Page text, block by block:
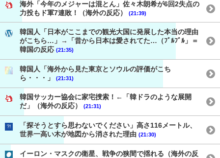
海外「今年のメジャーは混とん」佐々木朗希が6回2失点の
力投もド軍7連敗！（海外の反応）
(21:39)
韓国人「日本がここまでの観光大国に発展した本当の理由
がこちら…」→「昔から日本は愛されてた…（ﾌﾞﾙﾌﾞﾙ」＝
韓国の反応 (21:35)
韓国人「海外から見た東京とソウルの評価がこち
ら・・・」
(21:31)
韓国サッカー協会に家宅捜索！←「韓ドラのような展開
だ」（海外の反応）
(21:31)
「探そうとすら思わないでください」高さ116メートル、
世界一高い木が地図から消された理由 (21:30)
イーロン・マスクの衛星、戦争の狭間で揺れる（海外の反